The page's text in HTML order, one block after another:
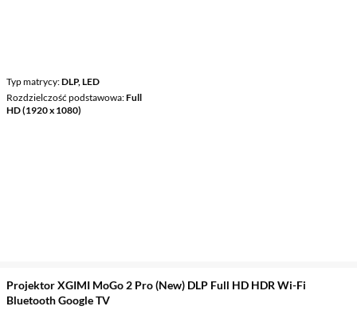
Typ matrycy DLP, LED
Rozdzielczość podstawowa Full
HD (1920 x 1080)
Projektor XGIMI MoGo 2 Pro (New) DLP Full HD HDR Wi-Fi
Bluetooth Google TV